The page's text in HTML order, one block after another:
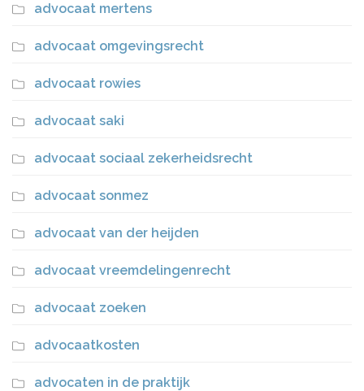
advocaat mertens
advocaat omgevingsrecht
advocaat rowies
advocaat saki
advocaat sociaal zekerheidsrecht
advocaat sonmez
advocaat van der heijden
advocaat vreemdelingenrecht
advocaat zoeken
advocaatkosten
advocaten in de praktijk